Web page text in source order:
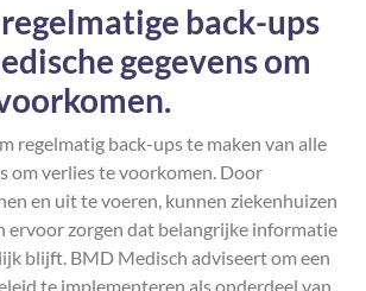
back-ups
gegevens om
regelmatig back-ups te maken van alle
om verlies te voorkomen. Door
en uit te voeren, kunnen ziekenhuizen
ervoor zorgen dat belangrijke informatie
blijft. BMD Medisch adviseert om een
te implementeren als onderdeel van